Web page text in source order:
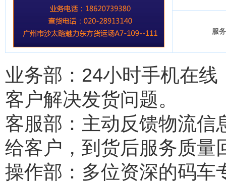
服
业务部：24小时手机在
客户解决发货问题。
客服部：主动反馈物流信
给客户，到货后服务质量
操作部：多位资深的码车